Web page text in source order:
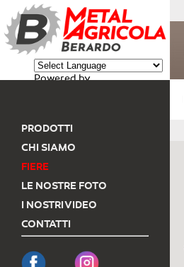
Powered by
PRODOTTI
CHI SIAMO
FIERE
LE NOSTRE FOTO
I NOSTRI VIDEO
CONTATTI